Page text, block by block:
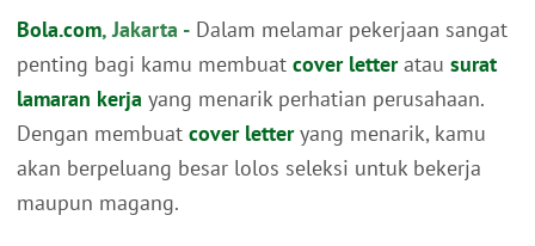
Bola.com, Jakarta - Dalam melamar pekerjaan sangat
penting bagi kamu membuat cover letteratau surat
lamaran kerja yang menarik perhatian perusahaan.
Dengan membuat cover letteryang menarik, kamu
akan berpeluang besar lolos seleksi untuk bekerja
maupun magang.